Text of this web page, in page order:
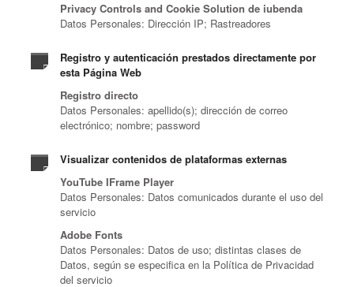
Privacy Controls and Cookie Solution de iubenda
Datos Personales: Dirección IP; Rastreadores
Registro y autenticación prestados directamente por
esta Página Web
Registro directo
Datos Personales: apellido(s); dirección de correo
electrónico; nombre; password
Visualizar contenidos de plataformas externas
YouTube IFrame Player
Datos Personales: Datos comunicados durante el uso del
servicio
Adobe Fonts
Datos Personales: Datos de uso; distintas clases de
Datos, según se especifica en la Política de Privacidad
del servicio